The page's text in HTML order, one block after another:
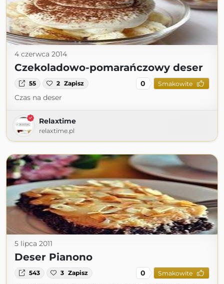
4 czerwca 2014
Czekoladowo-pomarańczowy deser
55 2 Zapisz 0 Smakowite
Czas na deser
Relaxtime
relaxtime.pl
5 lipca 2011
Deser Pianono
543 3 Zapisz 0 Smakowite